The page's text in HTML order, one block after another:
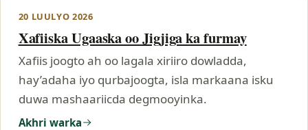
20 LUULYO 2026
Xafiiska Ugaaska oo Jigjiga ka furmay
Xafiis joogto ah oo lagala xiriiro dowladda,
hay’adaha iyo qurbajoogta, isla markaana isku
duwa mashaariicda degmooyinka.
Akhri warka